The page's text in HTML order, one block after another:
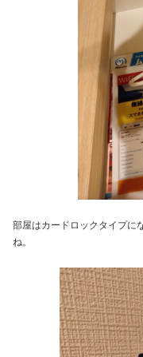
部屋はカードロックタイプに
ね。